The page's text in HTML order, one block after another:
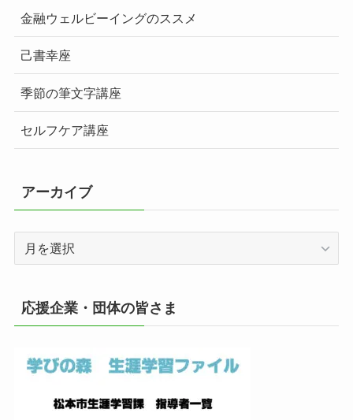
金融ウェルビーイングのススメ
己書幸座
季節の筆文字講座
セルフケア講座
アーカイブ
イ
ブ
応援企業・団体の皆さま